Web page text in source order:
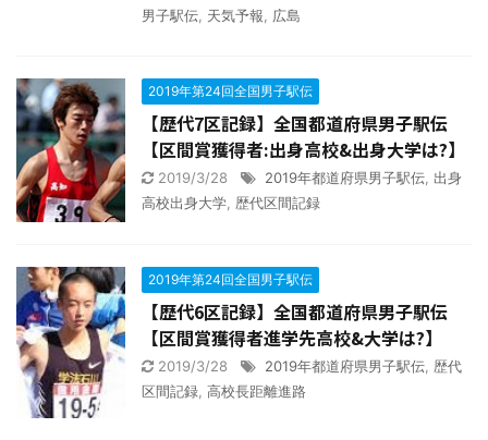
男子駅伝 天気予報 広島
2019年第24回全国男子駅伝
【歴代7区記録】全国都道府県男子駅伝
【区間賞獲得者:出身高校&出身大学は?】
2019/3/28 2019年都道府県男子駅伝 出身
高校出身大学 歴代区間記録
2019年第24回全国男子駅伝
【歴代6区記録】全国都道府県男子駅伝
【区間賞獲得者進学先高校&大学は?】
2019/3/28 2019年都道府県男子駅伝 歴代
区間記録 高校長距離進路